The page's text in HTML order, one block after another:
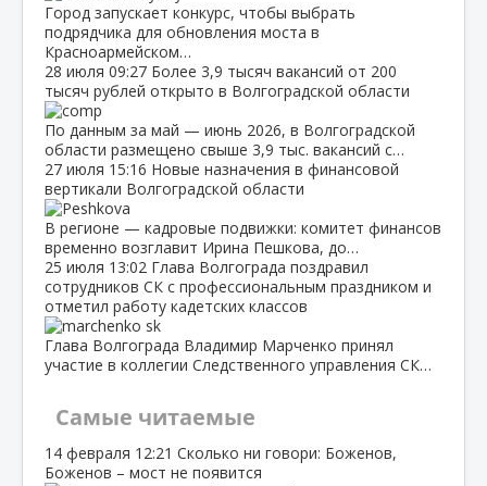
Город запускает конкурс, чтобы выбрать
подрядчика для обновления моста в
Красноармейском…
28 июля 09:27 Более 3,9 тысяч вакансий от 200
тысяч рублей открыто в Волгоградской области
По данным за май — июнь 2026, в Волгоградской
области размещено свыше 3,9 тыс. вакансий с…
27 июля 15:16 Новые назначения в финансовой
вертикали Волгоградской области
В регионе — кадровые подвижки: комитет финансов
временно возглавит Ирина Пешкова, до…
25 июля 13:02 Глава Волгограда поздравил
сотрудников СК с профессиональным праздником и
отметил работу кадетских классов
Глава Волгограда Владимир Марченко принял
участие в коллегии Следственного управления СК…
Самые читаемые
14 февраля 12:21 Сколько ни говори: Боженов,
Боженов – мост не появится